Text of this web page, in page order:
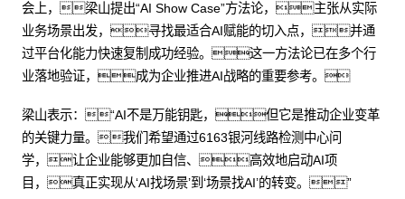
会上，梁山提出“AI Show Case”方法论，主张从实际
业务场景出发，寻找最适合AI赋能的切入点，并通
过平台化能力快速复制成功经验。这一方法论已在多个行
业落地验证，成为企业推进AI战略的重要参考。
梁山表示：“AI不是万能钥匙，但它是推动企业变革
的关键力量。我们希望通过6163银河线路检测中心问
学，让企业能够更加自信、高效地启动AI项
目，真正实现从‘AI找场景’到‘场景找AI’的转变。”